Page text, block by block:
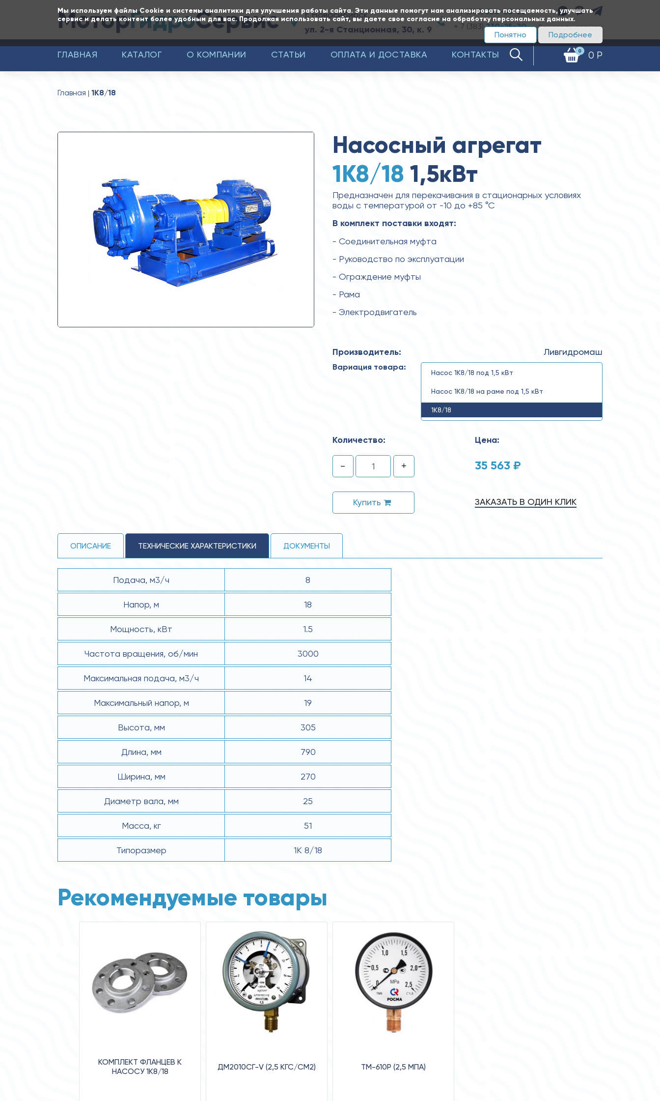
Мы используем файлы Cookie и системы аналитики для улучшения работы сайта. Эти данные помогут нам анализировать посещаемость, улучшать
сервис и делать контент более удобным для вас. Продолжая использовать сайт, вы даете свое согласие на обработку персональных данных.
Подробнее
Понятно
МоторГидроСервис г. Новосибирск,
ул. 2-я Станционная, 30, к. 9
+ 7 (383)350-65-20
+ 7 (383)230-25-20 Заказать звонок
0 0 Р
ГЛАВНАЯ КАТАЛОГ О КОМПАНИИ СТАТЬИ ОПЛАТА И ДОСТАВКА КОНТАКТЫ
Главная 1К8/18
Насосный агрегат
1К8/18 1,5кВт
Предназначен для перекачивания в стационарных условиях
воды с температурой от -10 до +85 °С
В комплект поставки входят:
- Соединительная муфта
- Руководство по эксплуатации
- Ограждение муфты
- Рама
- Электродвигатель
Производитель: Ливгидромаш
Вариация товара:
Насос 1К8/18 под 1,5 кВт
Насос 1К8/18 на раме под 1,5 кВт
1К8/18
Количество:
- +
Купить
Цена:
35 563 ₽
ЗАКАЗАТЬ В ОДИН КЛИК
ОПИСАНИЕ ТЕХНИЧЕСКИЕ ХАРАКТЕРИСТИКИ ДОКУМЕНТЫ
Подача, м3/ч 8
Напор, м 18
Мощность, кВт 1.5
Частота вращения, об/мин 3000
Максимальная подача, м3/ч 14
Максимальный напор, м 19
Высота, мм 305
Длина, мм 790
Ширина, мм 270
Диаметр вала, мм 25
Масса, кг 51
Типоразмер 1К 8/18
Рекомендуемые товары
КОМПЛЕКТ ФЛАНЦЕВ К
НАСОСУ 1К8/18
ДМ2010СГ-V (2,5 КГС/СМ2) ТМ-610Р (2,5 MПA)